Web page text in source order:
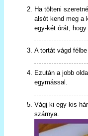
Ha tölteni
alsót kend meg a
egy-két órát, hogy
A tortát vágd
Ezután a jobb
egymással.
Vágj ki egy kis
szárnya.